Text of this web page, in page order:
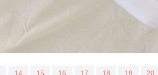
14 15 16 17 18 19 20